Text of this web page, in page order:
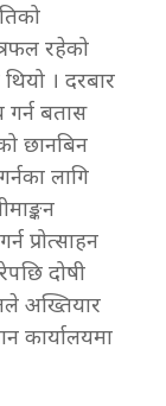
रहेको
। दरबार
गर्न बतास
छानबिन
लागि
प्रोत्साहन
दोषी
अख्तियार
कार्यालयमा